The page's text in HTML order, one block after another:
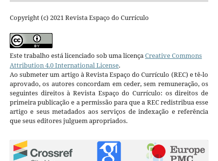
Copyright (c) 2021 Revista Espaço do Currículo
Este trabalho está licenciado sob uma licençaCreative Commons
Attribution 4.0 International License.
Ao submeter um artigo à Revista Espaço do Currículo (REC) e tê-lo
aprovado, os autores concordam em ceder, sem remuneração, os
seguintes direitos à Revista Espaço do Currículo: os direitos de
primeira publicação e a permissão para que a REC redistribua esse
artigo e seus metadados aos serviços de indexação e referência
que seus editores julguem apropriados.